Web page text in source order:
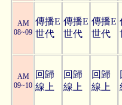
AM
08~09
傳播E
世代
傳播E
世代
傳播E
世代
AM
09~10
回歸
線上
回歸
線上
回歸
線上